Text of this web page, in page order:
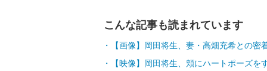
こんな記事も読まれています
【画像】岡田将生、妻・高畑充希との密
【映像】岡田将生、頬にハートポーズを